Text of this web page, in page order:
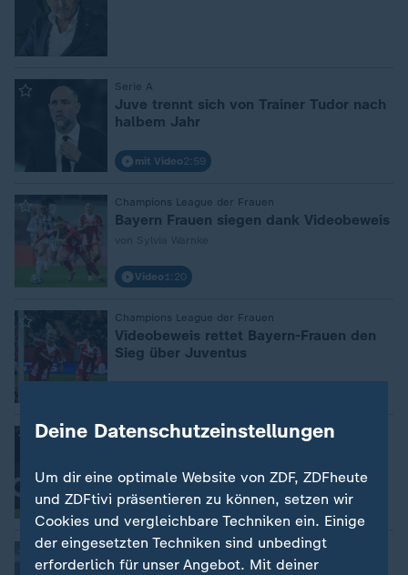
Serie A
:
Juve trennt sich von Trainer Tudor nach
halbem Jahr
mit Video2:59
Champions League der Frauen
: Bayern Frauen siegen dank Videobeweis
Video 1:20
Champions League der Frauen
Videobeweis rettet Bayern-Frauen den
Sieg über Juventus
Champions-League-Auftakt
:
Turin
mit Video 2:59
Auftakt zur Champions League
: BVB: Kovac muss gegen Juventus
Deine Datenschutzeinstellungen
Um dir eine optimale Website von ZDF, ZDFheute
und ZDFtivi präsentieren zu können, setzen wir
Cookies und vergleichbare Techniken ein. Einige
der eingesetzten Techniken sind unbedingt
erforderlich für unser Angebot. Mit deiner